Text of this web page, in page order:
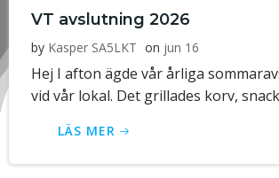
VT avslutning 2026
by Kasper SA5LKT on jun 16
Hej I afton ägde vår årliga
vid vår lokal. Det grillades korv,
LÄS MER